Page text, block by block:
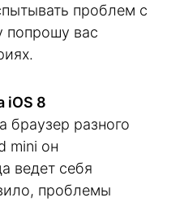
проблем с
попрошу вас
iOS 8
браузер разного
mini он
ведет себя
проблемы